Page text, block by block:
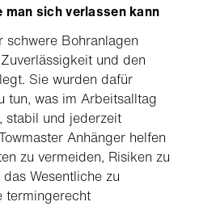
sich verlassen kann
schwere Bohranlagen
und den
Sie wurden dafür
tun, was im Arbeitsalltag
stabil und jederzeit
Anhänger helfen
zu vermeiden, Risiken zu
Wesentliche zu
termingerecht